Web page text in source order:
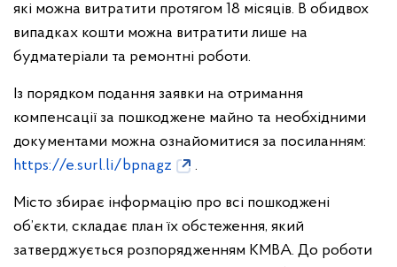
які можна витратити протягом 18 місяців. В обидвох
випадках кошти можна витратити лише на
будматеріали та ремонтні роботи.
Із порядком подання заявки на отримання
компенсації за пошкоджене майно та необхідними
документами можна ознайомитися за посиланням:
https://e.surl.li/bpnagz
.
Місто збирає інформацію про всі пошкоджені
об’єкти, складає план їх обстеження, який
затверджується розпорядженням КМВА. До роботи